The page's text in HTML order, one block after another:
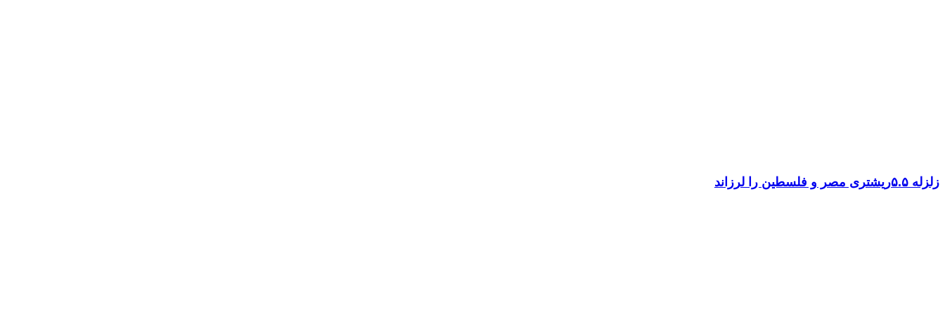
زلزله ۵.۵ریشتری مصر و فلسطین را لرزاند